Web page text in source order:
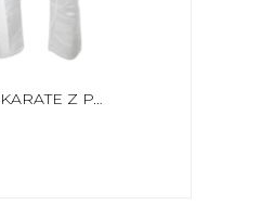
KIMONO DO KARATE Z PASEM PROFIGHT